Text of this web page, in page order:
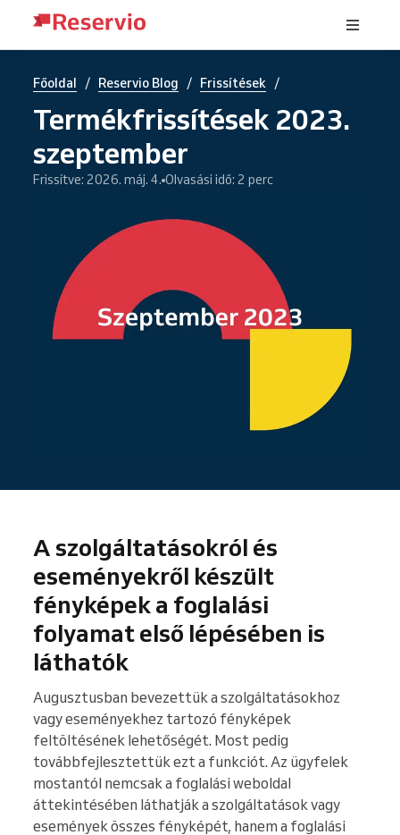
Főoldal / Reservio Blog / Frissítések /
Termékfrissítések 2023.
szeptember
Frissítve: 2026. máj. 4. Olvasási idő: 2 perc
A szolgáltatásokról és
eseményekről készült
fényképek a foglalási
folyamat első lépésében is
láthatók
Augusztusban bevezettük a szolgáltatásokhoz
vagy eseményekhez tartozó fényképek
feltöltésének lehetőségét. Most pedig
továbbfejlesztettük ezt a funkciót. Az ügyfelek
mostantól nemcsak a foglalási weboldal
áttekintésében láthatják a szolgáltatások vagy
események összes fényképét, hanem a foglalási